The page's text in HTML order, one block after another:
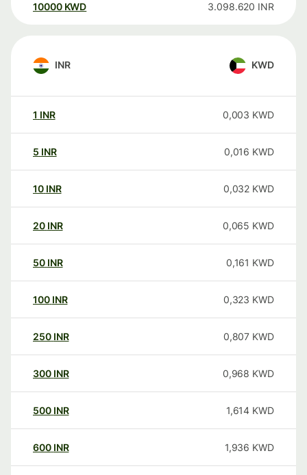
10000 KWD 3.098.620 INR
INR KWD
1 INR 0,003 KWD
5 INR 0,016 KWD
10 INR 0,032 KWD
20 INR 0,065 KWD
50 INR 0,161 KWD
100 INR 0,323 KWD
250 INR 0,807 KWD
300 INR 0,968 KWD
500 INR 1,614 KWD
600 INR 1,936 KWD